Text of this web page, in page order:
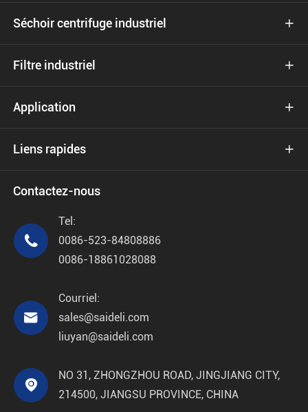
Séchoir centrifuge industriel 
Filtre industriel 
Application 
Liens rapides 
Contactez-nous

Tel:
0086-523-84808886
0086-18861028088

Courriel:
sales@saideli.com
liuyan@saideli.com

NO 31, ZHONGZHOU ROAD, JINGJIANG CITY,
214500, JIANGSU PROVINCE, CHINA